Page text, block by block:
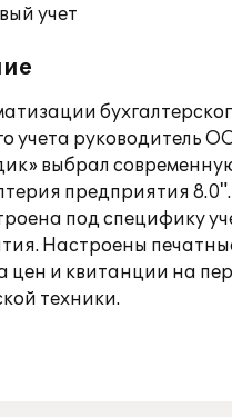
учет
учета руководитель
выбрал
предприятия
под специфику
Настроены
цен и квитанции на
техники.